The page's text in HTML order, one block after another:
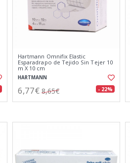
Hartmann Omnifix Elastic
Esparadrapo de Tejido Sin Tejer 10
m X 10 cm
HARTMANN
6,77€ 8,65€ - 22%